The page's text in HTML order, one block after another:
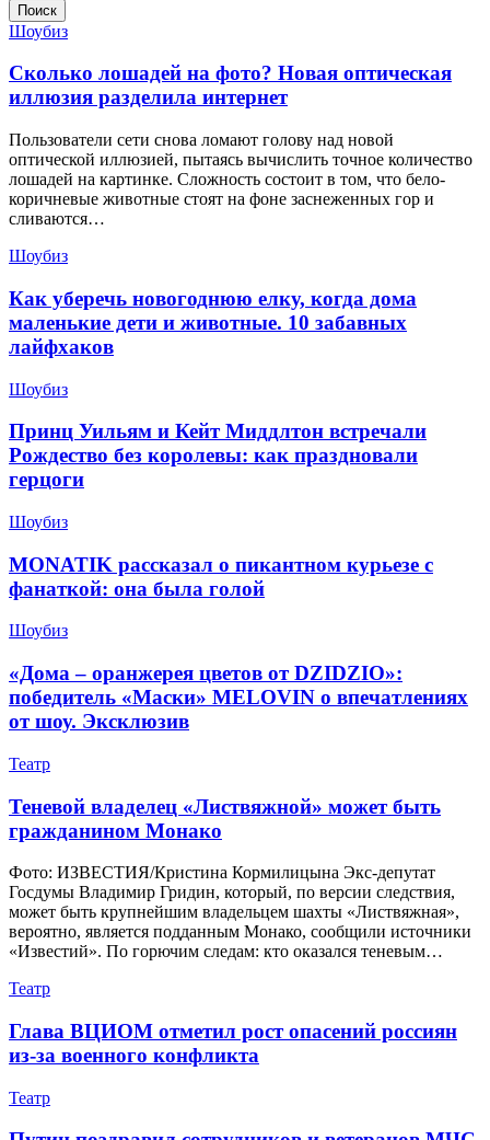
Поиск
Шоубиз
Сколько лошадей на фото? Новая оптическая
иллюзия разделила интернет
Пользователи сети снова ломают голову над новой
оптической иллюзией, пытаясь вычислить точное количество
лошадей на картинке. Сложность состоит в том, что бело-
коричневые животные стоят на фоне заснеженных гор и
сливаются…
Шоубиз
Как уберечь новогоднюю елку, когда дома
маленькие дети и животные. 10 забавных
лайфхаков
Шоубиз
Принц Уильям и Кейт Миддлтон встречали
Рождество без королевы: как праздновали
герцоги
Шоубиз
MONATIK рассказал о пикантном курьезе с
фанаткой: она была голой
Шоубиз
«Дома – оранжерея цветов от DZIDZIO»:
победитель «Маски» MELOVIN о впечатлениях
от шоу. Эксклюзив
Театр
Теневой владелец «Листвяжной» может быть
гражданином Монако
Фото: ИЗВЕСТИЯ/Кристина Кормилицына Экс-депутат
Госдумы Владимир Гридин, который, по версии следствия,
может быть крупнейшим владельцем шахты «Листвяжная»,
вероятно, является подданным Монако, сообщили источники
«Известий». По горючим следам: кто оказался теневым…
Театр
Глава ВЦИОМ отметил рост опасений россиян
из-за военного конфликта
Театр